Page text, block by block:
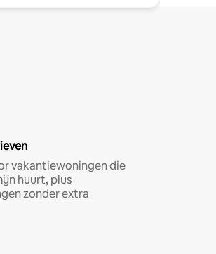
vakantiewoningen die
huurt, plus
zonder extra